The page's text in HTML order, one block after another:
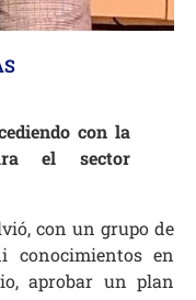
con la
el sector
con un grupo de
conocimientos en
aprobar un plan